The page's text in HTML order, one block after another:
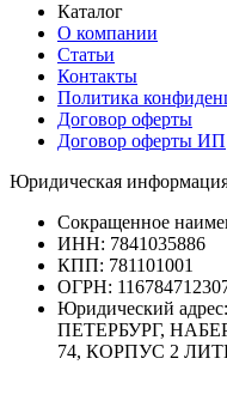
Каталог
О компании
Статьи
Контакты
Политика
Договор оферты
Договор оферты ИП
Юридическая
Сокращенное
ИНН: 7841035886
КПП: 781101001
ОГРН:
Юридический адрес:
ПЕТЕРБУРГ,
74, КОРПУС 2